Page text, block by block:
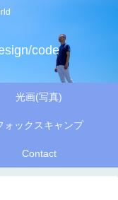
code
光画(写真)
ォックスキャンプ
Contact